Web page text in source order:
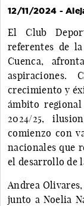
12/11/2024 -
El Club
referentes de
Cuenca,
aspiraciones.
crecimiento y
ámbito
2024/25,
comienzo con
nacionales que
el desarrollo de
Andrea
junto a Noelia